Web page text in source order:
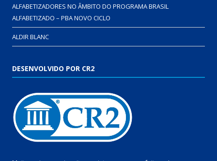
ALFABETIZADORES NO ÂMBITO DO PROGRAMA BRASIL
ALFABETIZADO – PBA NOVO CICLO
ALDIR BLANC
DESENVOLVIDO POR CR2